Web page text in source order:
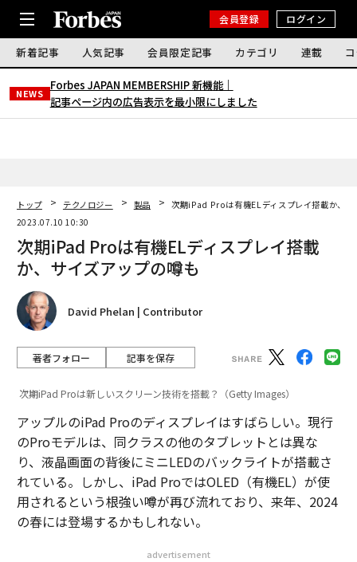
会員登録 ログイン
新着記事 人気記事 会員限定記事 カテゴリ 連載
NEWS
Forbes JAPAN MEMBERSHIP 新機能｜
記事ページ内の広告表示を最小限にしました
トップ テクノロジー 製品
次期iPad Proは有機ELディスプレイ搭載か、サ
2023.07.10 10:30
次期iPad Proは有機ELディスプレイ搭載
か、サイズアップの噂も
David Phelan | Contributor
著者フォロー 記事を保存
次期iPad Proは新しいスクリーン技術を搭載？（Getty Images）
アップルのiPad Proのディスプレイはすばらしい。現行
のProモデルは、同クラスの他のタブレットとは異な
り、液晶画面の背後にミニLEDのバックライトが搭載さ
れている。しかし、iPad ProではOLED（有機EL）が使
用されるという根強い噂が再び流れており、来年、2024
の春には登場するかもしれない。
advertisement